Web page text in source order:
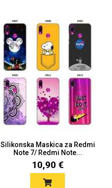
Silikonska Maskica za Redmi
Note 7/ Redmi Note...
10,90 €